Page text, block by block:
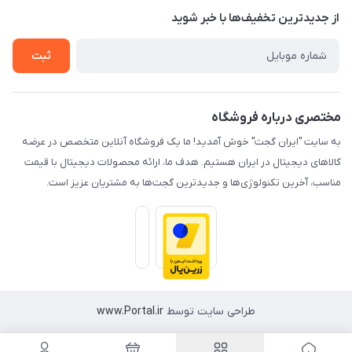
درباره ما
راهنما
از جدید‌ترین تخفیف‌ها با‌ خبر شوید
ثبت
مختصری درباره فروشگاه
به سایت "ایران گجت" خوش آمدید! ما یک فروشگاه آنلاین متخصص در عرضه
کالاهای دیجیتال در ایران هستیم. هدف ما، ارائه محصولات دیجیتال با قیمت
مناسب، آخرین تکنولوژی‌ها و جدیدترین گجت‌ها به مشتریان عزیز است.
طراحی سایت توسط www.Portal.ir